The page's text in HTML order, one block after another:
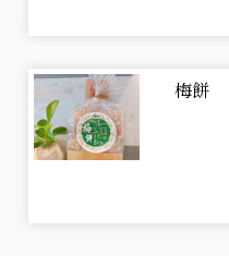
梅餅